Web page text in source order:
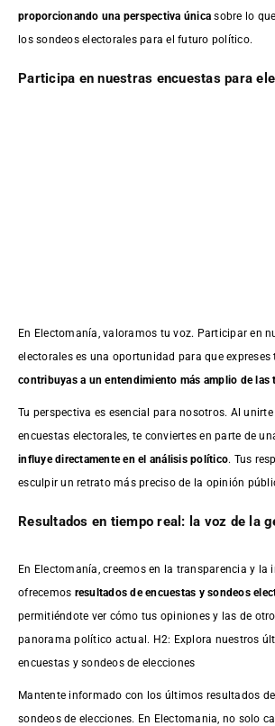
proporcionando una perspectiva única sobre lo
los sondeos electorales para el futuro político.
Participa en nuestras encuestas para
En Electomanía, valoramos tu voz. Participar en
electorales es una oportunidad para que
contribuyas a un entendimiento más amplio de las
Tu perspectiva es esencial para nosotros. Al
encuestas electorales, te conviertes en parte de
influye directamente en el análisis político. Tus
esculpir un retrato más preciso de la opinión
Resultados en tiempo real: la voz de la
En Electomanía, creemos en la transparencia y la
ofrecemos resultados deencuestas y sondeos
permitiéndote ver cómo tus opiniones y las de
panorama político actual. H2: Explora nuestros
encuestas y sondeos de elecciones
Mantente informado con los últimos resultados
sondeos de elecciones. En Electomania, no solo